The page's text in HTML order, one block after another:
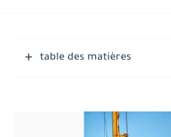
table des matières